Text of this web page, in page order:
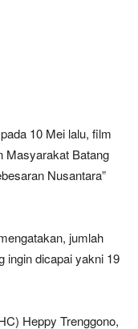
10 Mei lalu, film
Masyarakat Batang
Nusantara”
jumlah
ingin dicapai yakni 19
Heppy Trenggono,